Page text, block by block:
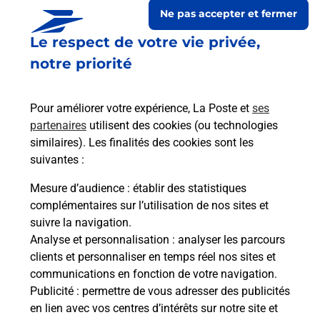
Le respect de votre vie privée,
notre priorité
Pour améliorer votre expérience, La Poste et ses
partenaires utilisent des cookies (ou technologies
similaires). Les finalités des cookies sont les
suivantes :
Mesure d’audience : établir des statistiques
complémentaires sur l’utilisation de nos sites et
suivre la navigation.
Analyse et personnalisation : analyser les parcours
clients et personnaliser en temps réel nos sites et
communications en fonction de votre navigation.
Publicité : permettre de vous adresser des publicités
en lien avec vos centres d’intérêts sur notre site et
Ne pas accepter et fermer
Collecte du courrier aujourd'hui à 15h55
Place De L Eglise
29400 Plougourvest
Itinéraire
Le lien s'ouvre dans un nouvel onglet